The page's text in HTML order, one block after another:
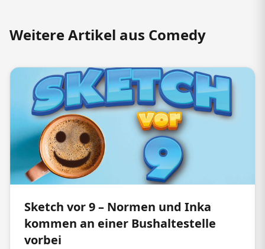
Weitere Artikel aus Comedy
Sketch vor 9 – Normen und Inka
kommen an einer Bushaltestelle
vorbei